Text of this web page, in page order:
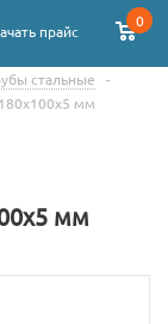
прайс
0
стальные
-
мм
мм